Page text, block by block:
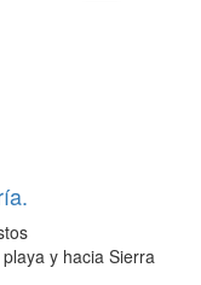
y hacia Sierra